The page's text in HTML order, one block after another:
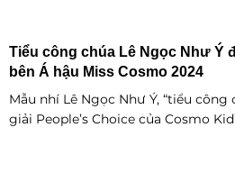
Tiểu công chúa Lê Ngọc Như Ý
bên Á hậu Miss Cosmo 2024
Mẫu nhí Lê Ngọc Như Ý, “tiểu công
giải People’s Choice của Cosmo